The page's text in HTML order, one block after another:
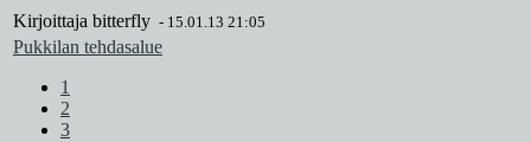
Kirjoittaja bitterfly - 15.01.13 21:05
Pukkilan tehdasalue
1
2
3